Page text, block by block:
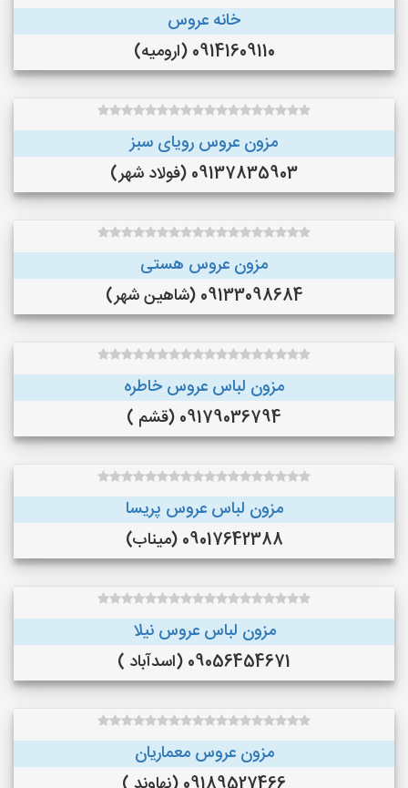
خانه عروس
09141609110 (ارومیه)
مزون عروس رویای سبز
09137835903 (فولاد شهر)
مزون عروس هستی
09133098684 (شاهین شهر)
مزون لباس عروس خاطره
09179036794 (قشم )
مزون لباس عروس پریسا
09017642388 (میناب)
مزون لباس عروس نیلا
09056454671 (اسدآباد )
مزون عروس معماریان